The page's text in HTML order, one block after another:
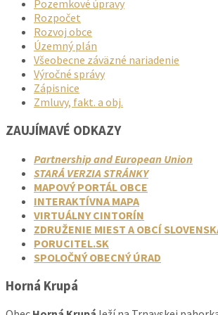
Pozemkové úpravy
Rozpočet
Rozvoj obce
Územný plán
Všeobecne záväzné nariadenie
Výročné správy
Zápisnice
Zmluvy, fakt. a obj.
ZAUJÍMAVÉ ODKAZY
Partnership and European Union
STARÁ VERZIA STRÁNKY
MAPOVÝ PORTÁL OBCE
INTERAKTÍVNA MAPA
VIRTUÁLNY CINTORÍN
ZDRUŽENIE MIEST A OBCÍ
PORUCITEL.SK
SPOLOČNÝ OBECNÝ ÚRAD
Horná Krupá